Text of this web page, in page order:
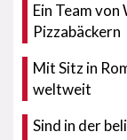
Ein Team
Pizzabäckern
Mit Sitz in
weltweit
Sind in der